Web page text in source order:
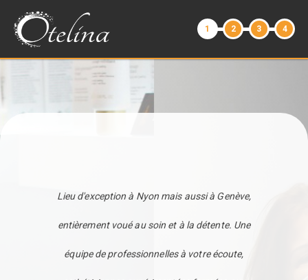
1 2 3 4
Lieu d'exception à Nyon mais aussi à Genève,
entièrement voué au soin et à la détente. Une
équipe de professionnelles à votre écoute,